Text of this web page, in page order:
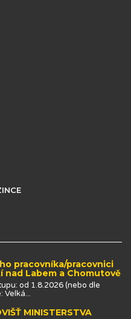
pracovníka/pracovnici
nad Labem a Chomutově
od 1.8.2026 (nebo dle
Velká...
MINISTERSTVA